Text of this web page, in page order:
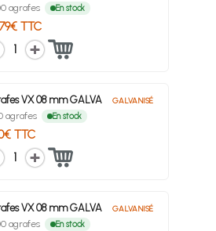
agrafes En stock
TTC
1
VX 08 mm GALVA GALVANISÉ
agrafes En stock
TTC
1
VX 08 mm GALVA GALVANISÉ
agrafes En stock